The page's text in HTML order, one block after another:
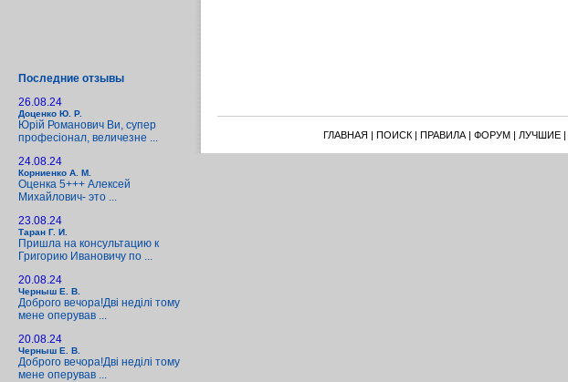
Последние отзывы
26.08.24
Доценко Ю. Р.
Юрій Романович Ви, супер
професіонал, величезне ...
24.08.24
Корниенко А. М.
Оценка 5+++ Алексей
Михайлович- это ...
23.08.24
Таран Г. И.
Пришла на консультацию к
Григорию Ивановичу по ...
20.08.24
Черныш Е. В.
Доброго вечора!Дві неділі тому
мене оперував ...
20.08.24
Черныш Е. В.
Доброго вечора!Дві неділі тому
мене оперував ...
ГЛАВНАЯ | ПОИСК| ПРАВИЛА| ФОРУМ| ЛУЧШИЕ|